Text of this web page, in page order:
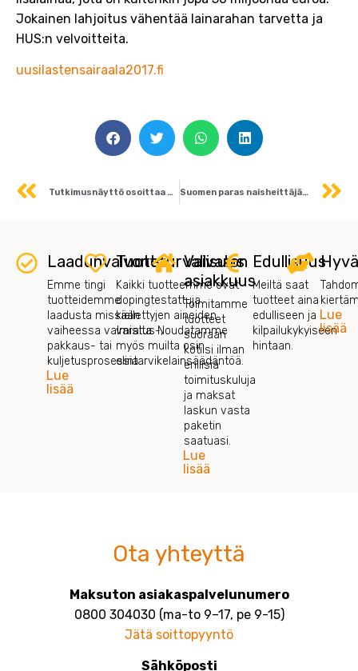
Jokainen lahjoitus vähentää lainarahan tarvetta ja
HUS:n velvoitteita.
uusilastensairaala2017.fi
Prev Tutkimusnäyttö osoittaa D-vitamiinin tarpeellisuuden Suomen paras naisheittäjä Sanna Kämäräinen sponsoriyhteistyöhön Suomen Terveysravinnon kanssa!
Laadunvalvonta
Emme tingi
tuotteidemme
laadusta missään
vaiheessa valmistus-,
pakkaus- tai
kuljetusprosessia.
Lue
lisää
Tuoteturvallisuus
Kaikki tuotteemme ovat
dopingtestattuja
kiellettyjen aineiden
varalta. Noudatamme
myös muilta osin
elintarvikelainsäädäntöä.
Vaivaton
asiakkuus
Toimitamme
tuotteet
suoraan
kotiisi ilman
erillisiä
toimituskuluja
ja maksat
laskun vasta
paketin
saatuasi.
Lue
lisää
Edullisuus
Meiltä saat
tuotteet aina
edulliseen ja
kilpailukykyiseen
hintaan.
Lue
lisää
Ota yhteyttä
Maksuton asiakaspalvelunumero
0800 304030 (ma-to 9–17, pe 9-15)
Jätä soittopyyntö
Sähköposti